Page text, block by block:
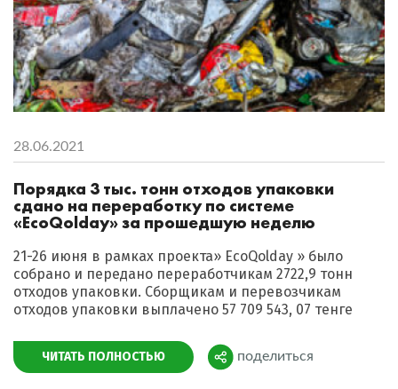
28.06.2021
Порядка 3 тыс. тонн отходов упаковки
сдано на переработку по системе
«EcoQolday» за прошедшую неделю
21-26 июня в рамках проекта» EcoQolday » было
собрано и передано переработчикам 2722,9 тонн
отходов упаковки. Сборщикам и перевозчикам
отходов упаковки выплачено 57 709 543, 07 тенге
ЧИТАТЬ ПОЛНОСТЬЮ Поделиться
поделиться